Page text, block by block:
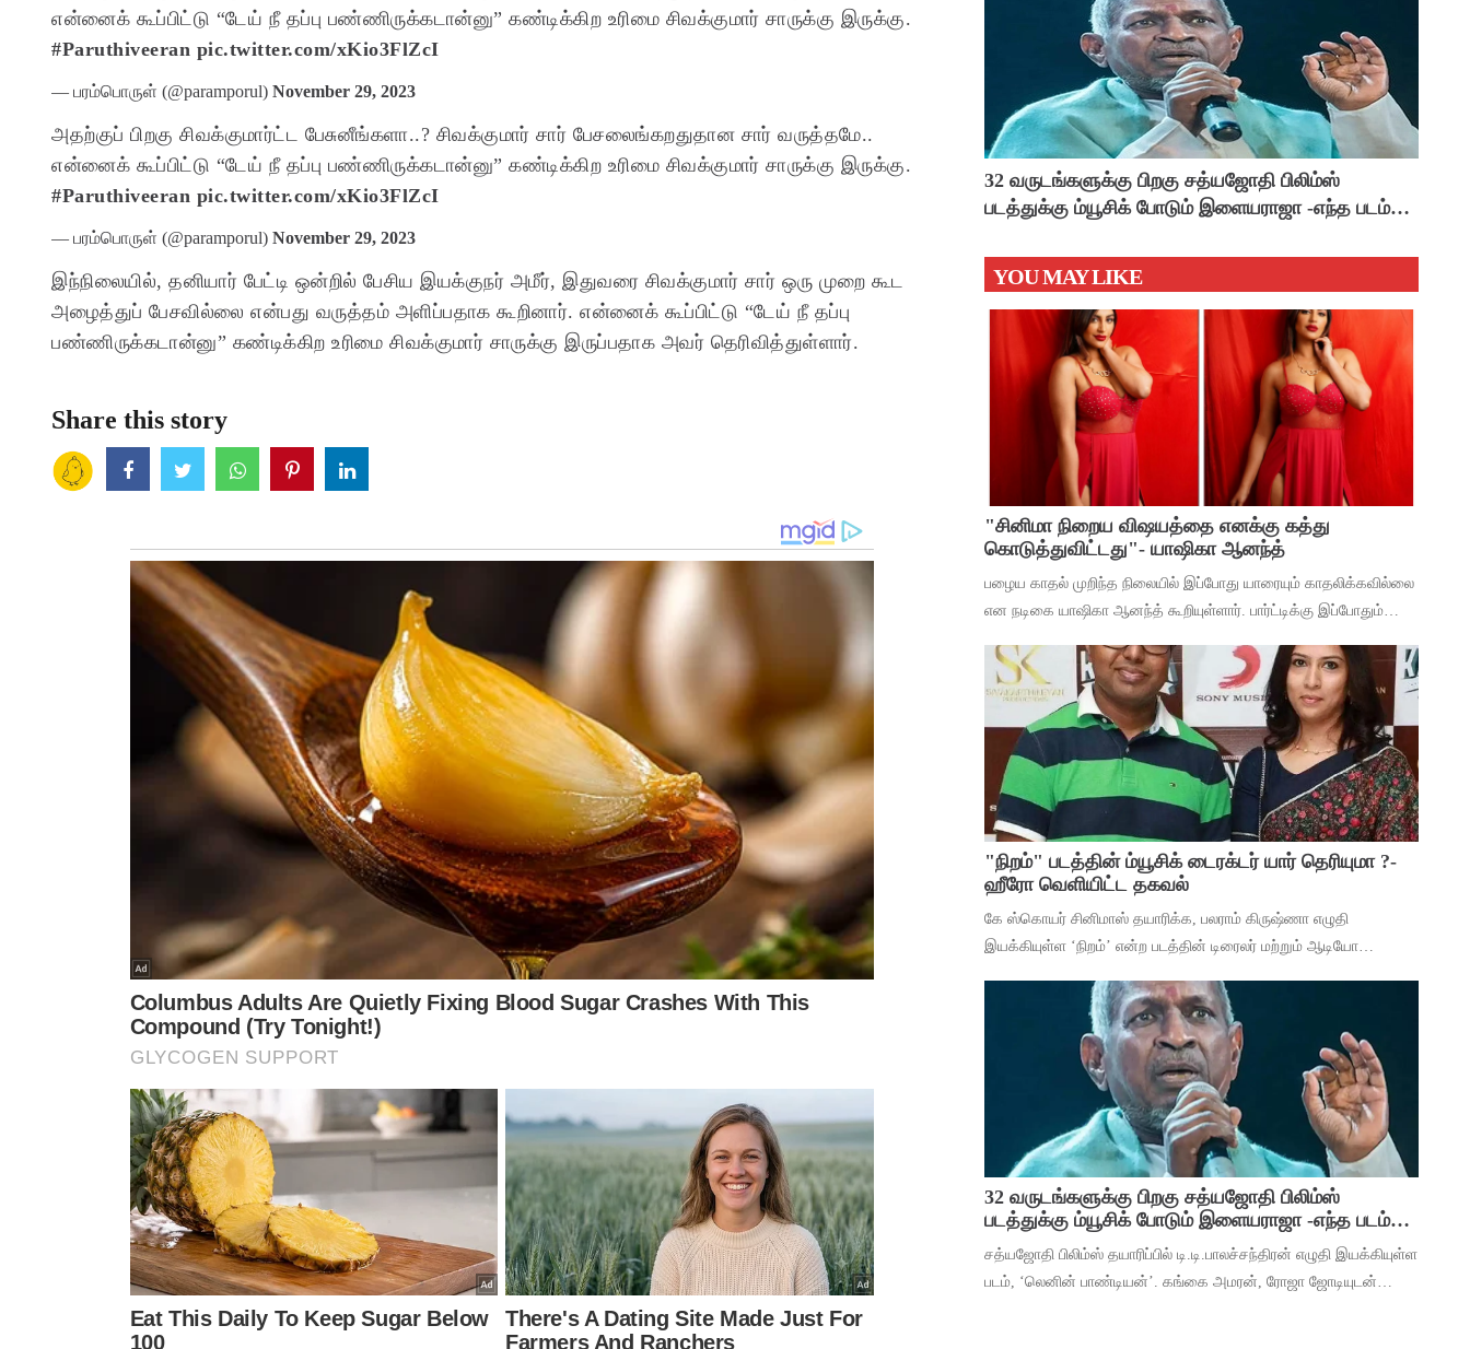
என்னைக் கூப்பிட்டு “டேய் நீ தப்பு பண்ணிருக்கடான்னு” கண்டிக்கிற உரிமை சிவக்குமார் சாருக்கு இருக்கு.
#Paruthiveeran pic.twitter.com/xKio3FlZcI
— பரம்பொருள் (@paramporul) November 29, 2023
அதற்குப் பிறகு சிவக்குமார்ட்ட பேசுனீங்களா..? சிவக்குமார் சார் பேசலைங்கறதுதான சார் வருத்தமே..
என்னைக் கூப்பிட்டு “டேய் நீ தப்பு பண்ணிருக்கடான்னு” கண்டிக்கிற உரிமை சிவக்குமார் சாருக்கு இருக்கு.
#Paruthiveeran pic.twitter.com/xKio3FlZcI
— பரம்பொருள் (@paramporul) November 29, 2023
இந்நிலையில், தனியார் பேட்டி ஒன்றில் பேசிய இயக்குநர் அமீர், இதுவரை சிவக்குமார் சார் ஒரு முறை கூட
அழைத்துப் பேசவில்லை என்பது வருத்தம் அளிப்பதாக கூறினார். என்னைக் கூப்பிட்டு “டேய் நீ தப்பு
பண்ணிருக்கடான்னு” கண்டிக்கிற உரிமை சிவக்குமார் சாருக்கு இருப்பதாக அவர் தெரிவித்துள்ளார்.
Share this story
32 வருடங்களுக்கு பிறகு சத்யஜோதி பிலிம்ஸ்
படத்துக்கு ம்யூசிக் போடும் இளையராஜா -எந்த படம்
YOU MAY LIKE
"சினிமா நிறைய விஷயத்தை எனக்கு கத்து
கொடுத்துவிட்டது"- யாஷிகா ஆனந்த்
பழைய காதல் முறிந்த நிலையில் இப்போது யாரையும் காதலிக்கவில்லை
என நடிகை யாஷிகா ஆனந்த் கூறியுள்ளார். பார்ட்டிக்கு இப்போதும்
பார்ட்டிக்கும் போகுறது
"நிறம்" படத்தின் ம்யூசிக் டைரக்டர் யார் தெரியுமா ?-
ஹீரோ வெளியிட்ட தகவல்
கே ஸ்கொயர் சினிமாஸ் தயாரிக்க, பலராம் கிருஷ்ணா எழுதி
இயக்கியுள்ள ‘நிறம்’ என்ற படத்தின் டிரைலர் மற்றும் ஆடியோ
பிரவஸ்தி, டான்ஸ் மாஸ்டர் சாய்
32 வருடங்களுக்கு பிறகு சத்யஜோதி பிலிம்ஸ்
படத்துக்கு ம்யூசிக் போடும் இளையராஜா -எந்த படம்
தெரியுமா ?
சத்யஜோதி பிலிம்ஸ் தயாரிப்பில் டி.டி.பாலச்சந்திரன் எழுதி இயக்கியுள்ள
படம், ‘லெனின் பாண்டியன்’. கங்கை அமரன், ரோஜா ஜோடியுடன்